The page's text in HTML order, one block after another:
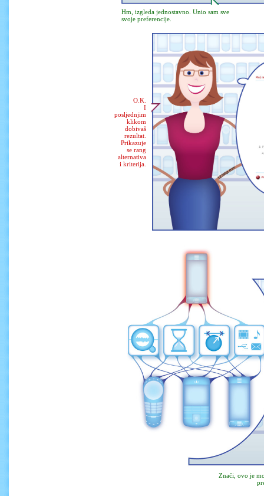
Hm, izgleda jednostavno. Unio sam sve
svoje preferencije.
O.K.
I
posljednjim
klikom
dobivaš
rezultat.
Prikazuje
se rang
alternativa
i kriterija.
Znači, ovo je